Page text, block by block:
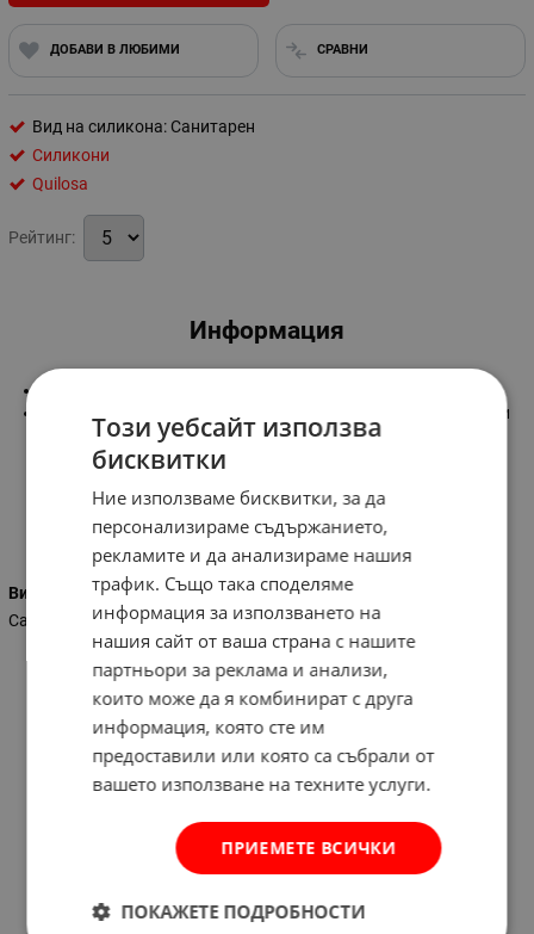
ДОБАВИ В ЛЮБИМИ СРАВНИ
Вид на силикона: Санитарен
Силикони
Quilosa
Рейтинг:
Информация
-ацетатен силикон предназначен за сглобки и фуги в бани и
Характеристики
Вид на силикона
Санитарен
Този уебсайт използва
бисквитки
Ние използваме бисквитки, за да
персонализираме съдържанието,
рекламите и да анализираме нашия
трафик. Също така споделяме
информация за използването на
нашия сайт от ваша страна с нашите
партньори за реклама и анализи,
които може да я комбинират с друга
информация, която сте им
предоставили или която са събрали от
вашето използване на техните услуги.
ПРИЕМЕТЕ ВСИЧКИ
ПОКАЖЕТЕ ПОДРОБНОСТИ